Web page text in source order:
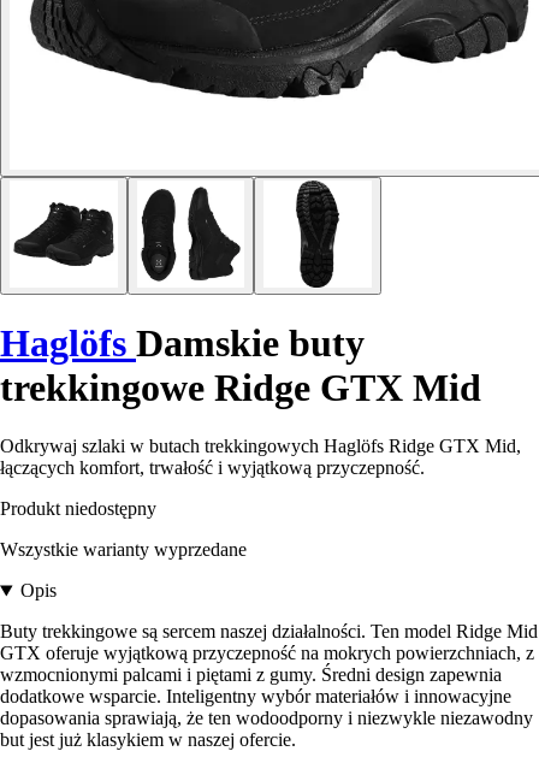
Haglöfs Damskie buty
trekkingowe Ridge GTX Mid
Odkrywaj szlaki w butach trekkingowych Haglöfs Ridge GTX Mid,
łączących komfort, trwałość i wyjątkową przyczepność.
Produkt niedostępny
Wszystkie warianty wyprzedane
Opis
Buty trekkingowe są sercem naszej działalności. Ten model Ridge Mid
GTX oferuje wyjątkową przyczepność na mokrych powierzchniach, z
wzmocnionymi palcami i piętami z gumy. Średni design zapewnia
dodatkowe wsparcie. Inteligentny wybór materiałów i innowacyjne
dopasowania sprawiają, że ten wodoodporny i niezwykle niezawodny
but jest już klasykiem w naszej ofercie.